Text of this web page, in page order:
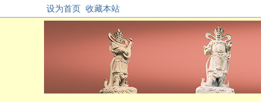
设为首页 收藏本站